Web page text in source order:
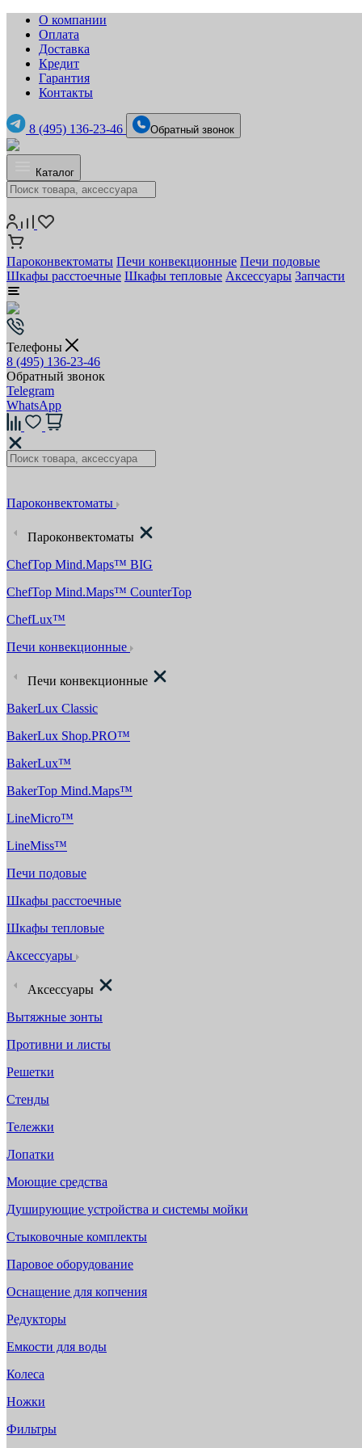
О компании
Оплата
Доставка
Кредит
Гарантия
Контакты
8 (495) 136-23-46 Обратный звонок
Каталог
Пароконвектоматы Печи конвекционные Печи подовые
Шкафы расстоечные Шкафы тепловые Аксессуары Запчасти
Телефоны
8 (495) 136-23-46
Обратный звонок
Telegram
WhatsApp
Пароконвектоматы
Пароконвектоматы
ChefTop Mind.Maps™ BIG
ChefTop Mind.Maps™ CounterTop
ChefLux™
Печи конвекционные
Печи конвекционные
BakerLux Classic
BakerLux Shop.PRO™
BakerLux™
BakerTop Mind.Maps™
LineMicro™
LineMiss™
Печи подовые
Шкафы расстоечные
Шкафы тепловые
Аксессуары
Аксессуары
Вытяжные зонты
Противни и листы
Решетки
Стенды
Тележки
Лопатки
Моющие средства
Душирующие устройства и системы мойки
Стыковочные комплекты
Паровое оборудование
Оснащение для копчения
Редукторы
Емкости для воды
Колеса
Ножки
Фильтры